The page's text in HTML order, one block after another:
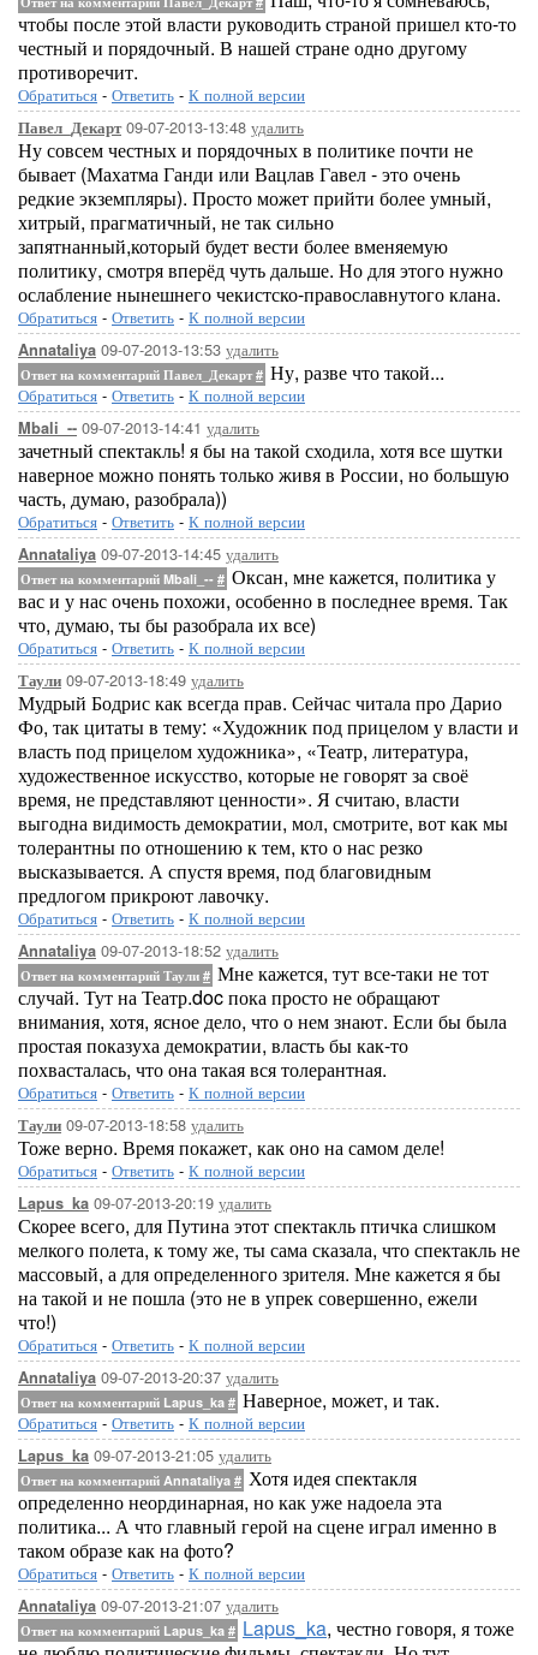
чтобы после этой власти руководить страной пришел кто-то
честный и порядочный. В нашей стране одно другому
противоречит.
Обратиться - Ответить - К полной версии
Павел_Декарт09-07-2013-13:48 удалить
Ну совсем честных и порядочных в политике почти не
бывает (Махатма Ганди или Вацлав Гавел - это очень
редкие экземпляры). Просто может прийти более умный,
хитрый, прагматичный, не так сильно
запятнанный,который будет вести более вменяемую
политику, смотря вперёд чуть дальше. Но для этого нужно
ослабление нынешнего чекистско-православнутого клана.
Обратиться - Ответить - К полной версии
Annataliya 09-07-2013-13:53 удалить
Ответ на комментарий Павел_Декарт# Ну, разве что такой...
Обратиться - Ответить - К полной версии
Mbali_-- 09-07-2013-14:41 удалить
зачетный спектакль! я бы на такой сходила, хотя все шутки
наверное можно понять только живя в России, но большую
часть, думаю, разобрала))
Обратиться - Ответить - К полной версии
Annataliya 09-07-2013-14:45 удалить
Ответ на комментарий Mbali_-- # Оксан, мне кажется, политика у
вас и у нас очень похожи, особенно в последнее время. Так
что, думаю, ты бы разобрала их все)
Обратиться - Ответить - К полной версии
Таули 09-07-2013-18:49 удалить
Мудрый Бодрис как всегда прав. Сейчас читала про Дарио
Фо, так цитаты в тему: «Художник под прицелом у власти и
власть под прицелом художника», «Театр, литература,
художественное искусство, которые не говорят за своё
время, не представляют ценности». Я считаю, власти
выгодна видимость демократии, мол, смотрите, вот как мы
толерантны по отношению к тем, кто о нас резко
высказывается. А спустя время, под благовидным
предлогом прикроют лавочку.
Обратиться - Ответить - К полной версии
Annataliya 09-07-2013-18:52 удалить
Ответ на комментарий Таули # Мне кажется, тут все-таки не тот
случай. Тут на Театр.doc пока просто не обращают
внимания, хотя, ясное дело, что о нем знают. Если бы была
простая показуха демократии, власть бы как-то
похвасталась, что она такая вся толерантная.
Обратиться - Ответить - К полной версии
Таули 09-07-2013-18:58 удалить
Тоже верно. Время покажет, как оно на самом деле!
Обратиться - Ответить - К полной версии
Lapus_ka 09-07-2013-20:19 удалить
Скорее всего, для Путина этот спектакль птичка слишком
мелкого полета, к тому же, ты сама сказала, что спектакль не
массовый, а для определенного зрителя. Мне кажется я бы
на такой и не пошла (это не в упрек совершенно, ежели
что!)
Обратиться - Ответить - К полной версии
Annataliya 09-07-2013-20:37 удалить
Ответ на комментарий Lapus_ka # Наверное, может, и так.
Обратиться - Ответить - К полной версии
Lapus_ka 09-07-2013-21:05 удалить
Ответ на комментарий Annataliya # Хотя идея спектакля
определенно неординарная, но как уже надоела эта
политика... А что главный герой на сцене играл именно в
таком образе как на фото?
Обратиться - Ответить - К полной версии
Annataliya 09-07-2013-21:07 удалить
Ответ на комментарий Lapus_ka # Lapus_ka, честно говоря, я тоже